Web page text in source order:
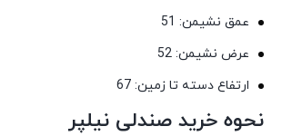
عمق نشیمن: 51
عرض نشیمن: 52
ارتفاع دسته تا زمین: 67
نحوه خرید صندلی نیلپر